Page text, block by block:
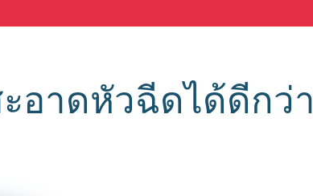
อาดหัวฉีดได้ดีกว่า